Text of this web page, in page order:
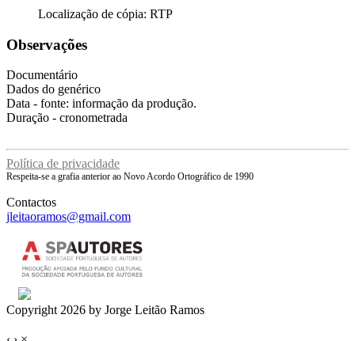
Localização de cópia: RTP
Observações
Documentário
Dados do genérico
Data - fonte: informação da produção.
Duração - cronometrada
Política de privacidade
Respeita-se a grafia anterior ao Novo Acordo Ortográfico de 1990
Contactos
jleitaoramos@gmail.com
Copyright 2026 by Jorge Leitão Ramos